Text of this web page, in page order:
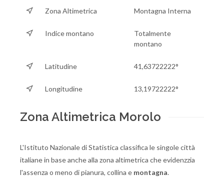
Zona Altimetrica Montagna Interna
Indice montano
Totalmente
montano
Latitudine 41,63722222°
Longitudine 13,19722222°
Zona Altimetrica Morolo
L'Istituto Nazionale di Statistica classifica le singole città
italiane in base anche alla zona altimetrica che evidenzzia
l'assenza o meno di pianura, collina e montagna.